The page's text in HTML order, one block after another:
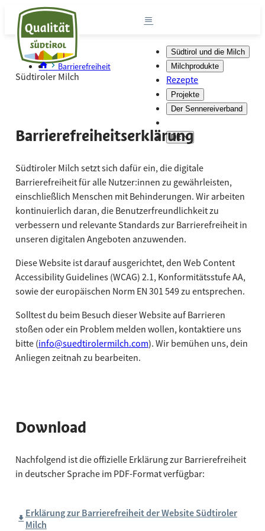
Südtiroler Milch
Südtirol und die Milch
Milchprodukte
Rezepte
Projekte
Der Sennereiverband
DE
Barrierefreiheit
Barrierefreiheitserklärung
Südtiroler Milch setzt sich dafür ein, die digitale
Barrierefreiheit für alle Nutzer:innen zu gewährleisten,
einschließlich Menschen mit Behinderungen. Wir arbeiten
kontinuierlich daran, die Benutzerfreundlichkeit zu
verbessern und relevante Standards zur Barrierefreiheit in
unseren digitalen Angeboten anzuwenden.
Diese Website ist darauf ausgerichtet, den Web Content
Accessibility Guidelines (WCAG) 2.1, Konformitätsstufe AA,
sowie der europäischen Norm EN 301 549 zu entsprechen.
Solltest du beim Besuch dieser Website auf Barrieren
stoßen oder ein Problem melden wollen, kontaktiere uns
bitte (info@suedtirolermilch.com). Wir bemühen uns, dein
Anliegen zeitnah zu bearbeiten.
Download
Nachfolgend ist die offizielle Erklärung zur Barrierefreiheit
in deutscher Sprache im PDF-Format verfügbar:
Erklärung zur Barrierefreiheit der Website Südtiroler
Milch